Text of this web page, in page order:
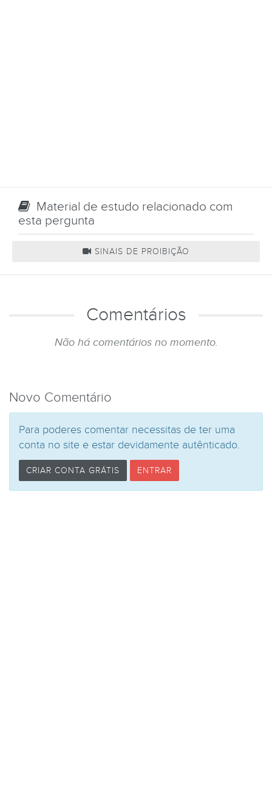
Material de estudo relacionado com
esta pergunta
SINAIS DE PROIBIÇÃO
Comentários
Não há comentários no momento.
Novo Comentário
Para poderes comentar necessitas de ter uma
conta no site e estar devidamente autênticado.
CRIAR CONTA GRÁTIS ENTRAR